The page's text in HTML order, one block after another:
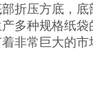
折压方底，底
多种规格纸袋
非常巨大的市